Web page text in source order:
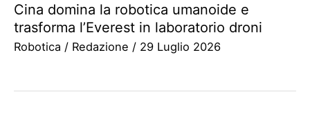
Cina domina la robotica umanoide e
trasforma l’Everest in laboratorio droni
Robotica / Redazione / 29 Luglio 2026